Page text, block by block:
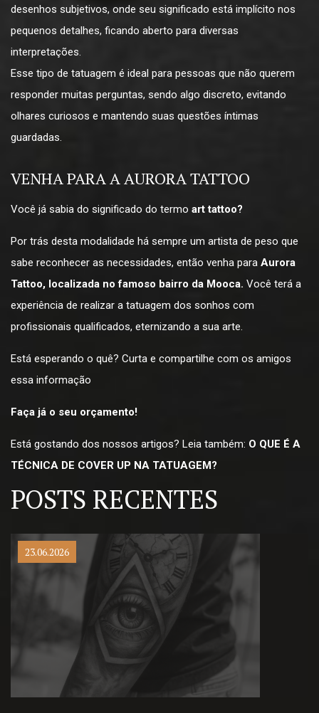
desenhos subjetivos, onde seu significado está implícito nos
pequenos detalhes, ficando aberto para diversas
interpretações.
Esse tipo de tatuagem é ideal para pessoas que não querem
responder muitas perguntas, sendo algo discreto, evitando
olhares curiosos e mantendo suas questões íntimas
guardadas.
VENHA PARA A AURORA TATTOO
Você já sabia do significado do termo art tattoo?
Por trás desta modalidade há sempre um artista de peso que
sabe reconhecer as necessidades, então venha para Aurora
Tattoo, localizada no famoso bairro da Mooca. Você terá a
experiência de realizar a tatuagem dos sonhos com
profissionais qualificados, eternizando a sua arte.
Está esperando o quê? Curta e compartilhe com os amigos
essa informação
Faça já o seu orçamento!
Está gostando dos nossos artigos? Leia também: O QUE É A
TÉCNICA DE COVER UP NA TATUAGEM?
POSTS RECENTES
23.06.2026